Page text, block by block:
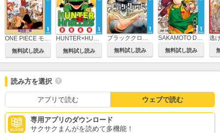
無料試し読み 無料試し読み
ブラッククローバー
無料試し読み
SAKAMOTO DAYS
無料試し読み
逃
読み方を選択
アプリで読む ウェブで読む
専用アプリのダウンロード
サクサクまんがを読めて多機能！